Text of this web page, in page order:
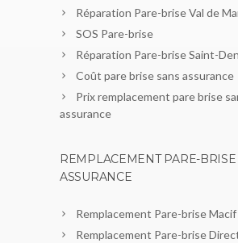
Réparation Pare-brise Val de
SOS Pare-brise
Réparation Pare-brise Saint-
Coût pare brise sans assurance
Prix remplacement pare brise
assurance
REMPLACEMENT PARE-BRISE
ASSURANCE
Remplacement Pare-brise Macif
Remplacement Pare-brise